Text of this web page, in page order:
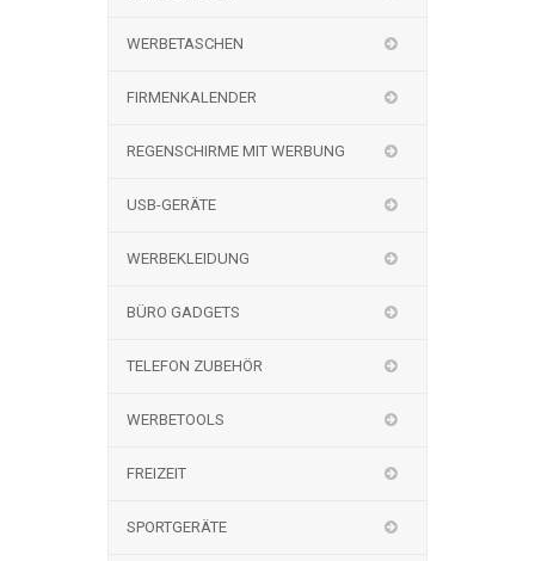
WERBETASCHEN
FIRMENKALENDER
REGENSCHIRME MIT WERBUNG
USB-GERÄTE
WERBEKLEIDUNG
BÜRO GADGETS
TELEFON ZUBEHÖR
WERBETOOLS
FREIZEIT
SPORTGERÄTE